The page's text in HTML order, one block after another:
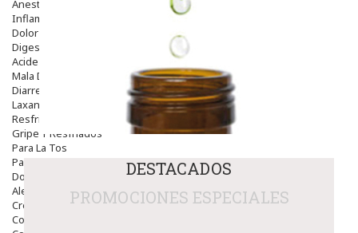
Anestésicos
Inflamación Articulaciones
Dolor Muscular / Articular
Digestivo
Acidez, Gases Y Ardores
Mala Digestion
Diarrea / Estreñimiento / Vómitos
Laxantes
Resfriados
Gripe Y Resfriados
Para La Tos
Para Descongestionar La Nariz
Dolor De Garganta
Alergias Y Picaduras
Cremas
Comprimidos
DESTACADOS
PROMOCIONES ESPECIALES